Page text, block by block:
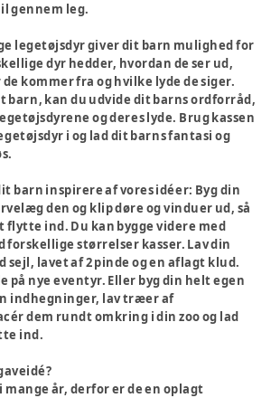
gennem leg.
legetøjsdyr giver dit barn mulighed for
dyr hedder, hvordan de ser ud,
de kommer fra og hvilke lyde de siger.
barn, kan du udvide dit barns ordforråd,
og deres lyde. Brug kassen
i og lad dit barns fantasi og
barn inspirere af vores idéer: Byg din
den og klip døre og vinduer ud, så
flytte ind. Du kan bygge videre med
forskellige størrelser kasser. Lav din
sejl, lavet af 2 pinde og en aflagt klud.
på nye eventyr. Eller byg din helt egen
indhegninger, lav træer af
dem rundt omkring i din zoo og lad
ind.
år, derfor er de en oplagt